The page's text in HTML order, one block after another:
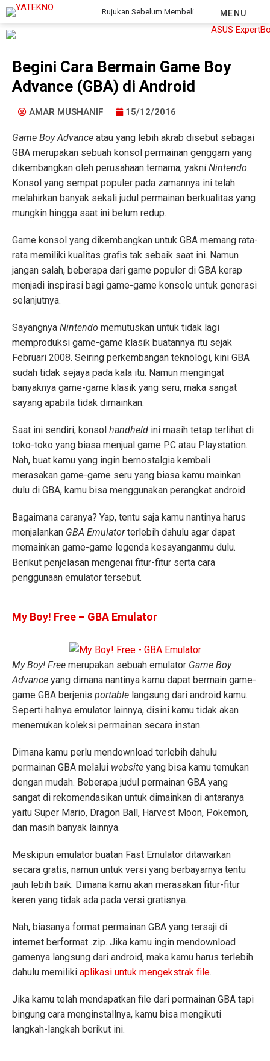
Rujukan Sebelum Membeli MENU
Begini Cara Bermain Game Boy
Advance (GBA) di Android
AMAR MUSHANIF 15/12/2016
Game Boy Advance atau yang lebih akrab disebut sebagai
GBA merupakan sebuah konsol permainan genggam yang
dikembangkan oleh perusahaan ternama, yakni Nintendo.
Konsol yang sempat populer pada zamannya ini telah
melahirkan banyak sekali judul permainan berkualitas yang
mungkin hingga saat ini belum redup.
Game konsol yang dikembangkan untuk GBA memang rata-
rata memiliki kualitas grafis tak sebaik saat ini. Namun
jangan salah, beberapa dari game populer di GBA kerap
menjadi inspirasi bagi game-game konsole untuk generasi
selanjutnya.
Sayangnya Nintendo memutuskan untuk tidak lagi
memproduksi game-game klasik buatannya itu sejak
Februari 2008. Seiring perkembangan teknologi, kini GBA
sudah tidak sejaya pada kala itu. Namun mengingat
banyaknya game-game klasik yang seru, maka sangat
sayang apabila tidak dimainkan.
Saat ini sendiri, konsol handheld ini masih tetap terlihat di
toko-toko yang biasa menjual game PC atau Playstation.
Nah, buat kamu yang ingin bernostalgia kembali
merasakan game-game seru yang biasa kamu mainkan
dulu di GBA, kamu bisa menggunakan perangkat android.
Bagaimana caranya? Yap, tentu saja kamu nantinya harus
menjalankan GBA Emulatorterlebih dahulu agar dapat
memainkan game-game legenda kesayanganmu dulu.
Berikut penjelasan mengenai fitur-fitur serta cara
penggunaan emulator tersebut.
My Boy! Free – GBA Emulator
My Boy! Free merupakan sebuah emulator Game Boy
Advance yang dimana nantinya kamu dapat bermain game-
game GBA berjenis portable langsung dari android kamu.
Seperti halnya emulator lainnya, disini kamu tidak akan
menemukan koleksi permainan secara instan.
Dimana kamu perlu mendownload terlebih dahulu
permainan GBA melalui website yang bisa kamu temukan
dengan mudah. Beberapa judul permainan GBA yang
sangat di rekomendasikan untuk dimainkan di antaranya
yaitu Super Mario, Dragon Ball, Harvest Moon, Pokemon,
dan masih banyak lainnya.
Meskipun emulator buatan Fast Emulator ditawarkan
secara gratis, namun untuk versi yang berbayarnya tentu
jauh lebih baik. Dimana kamu akan merasakan fitur-fitur
keren yang tidak ada pada versi gratisnya.
Nah, biasanya format permainan GBA yang tersaji di
internet berformat .zip. Jika kamu ingin mendownload
gamenya langsung dari android, maka kamu harus terlebih
dahulu memiliki aplikasi untuk mengekstrak file.
Jika kamu telah mendapatkan file dari permainan GBA tapi
bingung cara menginstallnya, kamu bisa mengikuti
langkah-langkah berikut ini.